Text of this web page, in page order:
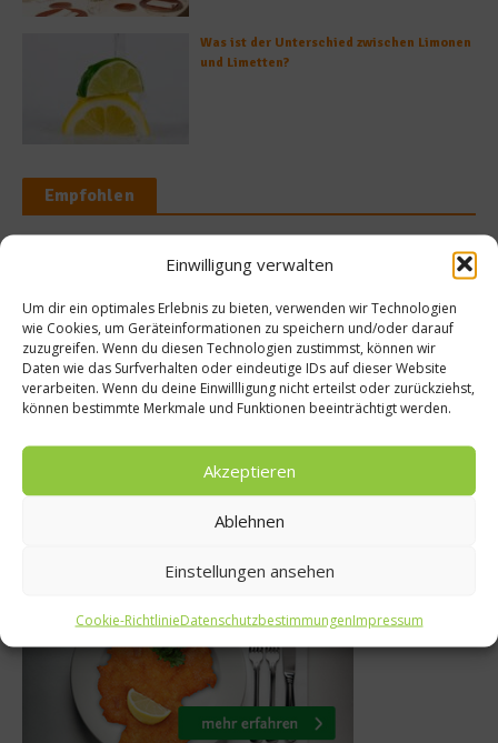
Einwilligung verwalten
Um dir ein optimales Erlebnis zu bieten, verwenden wir Technologien
wie Cookies, um Geräteinformationen zu speichern und/oder darauf
zuzugreifen. Wenn du diesen Technologien zustimmst, können wir
Daten wie das Surfverhalten oder eindeutige IDs auf dieser Website
verarbeiten. Wenn du deine Einwillligung nicht erteilst oder zurückziehst,
können bestimmte Merkmale und Funktionen beeinträchtigt werden.
Akzeptieren
Ablehnen
Einstellungen ansehen
Cookie-RichtlinieDatenschutzbestimmungenImpressum
Was ist der Unterschied zwischen Limonen
und Limetten?
Empfohlen
Rezepte
Puffer
2018
Jenseits